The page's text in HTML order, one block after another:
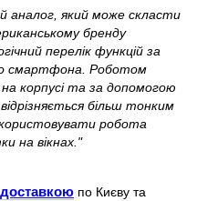
аналог, який може скласти
бренду
перелік функцій за
смартфона. Роботом
корпусі та за допомогою
більш тонким
робота
на вікнах."
по Києву та